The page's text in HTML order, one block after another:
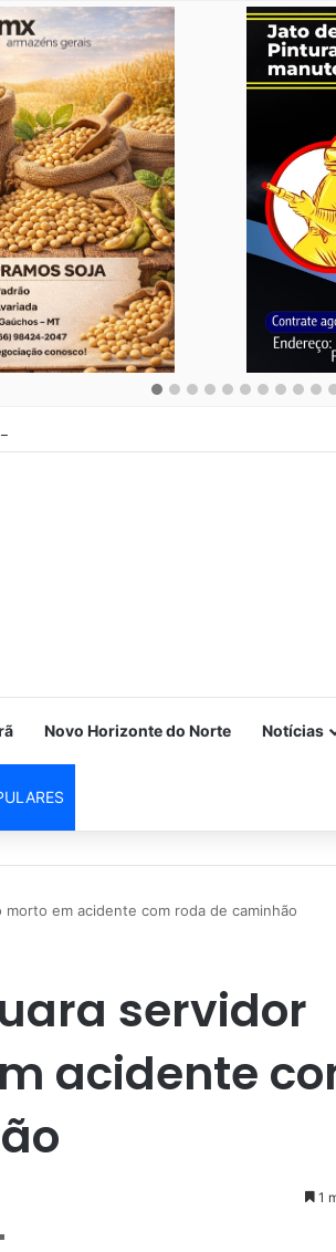
decide que prefeituras tem obrigação de
Novo Horizonte do Norte Notícias
em acidente com roda de caminhão
servidor
acidente
1